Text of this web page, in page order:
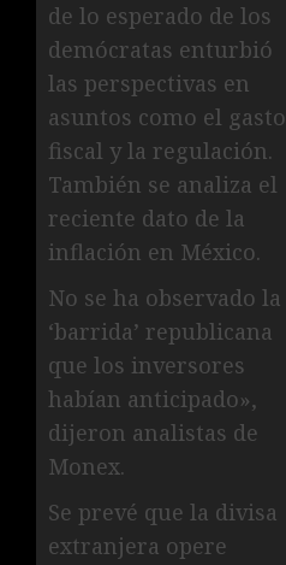
de lo esperado de los
demócratas enturbió
las perspectivas en
asuntos como el gasto
fiscal y la regulación.
También se analiza el
reciente dato de la
inflación en México.
No se ha observado la
‘barrida’ republicana
que los inversores
habían anticipado»,
dijeron analistas de
Monex.
Se prevé que la divisa
extranjera opere